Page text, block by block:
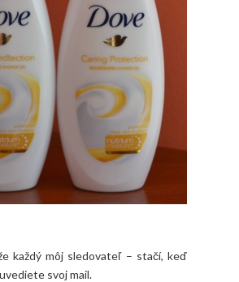
každý môj sledovateľ – stačí, keď
svoj mail.